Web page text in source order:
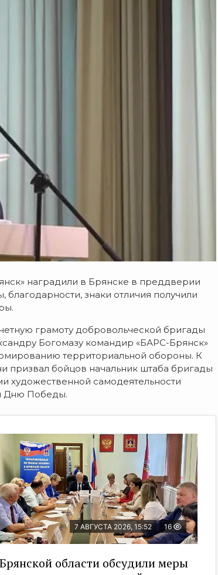
наградили в Брянске в преддверии
благодарности, знаки отличия получили
грамоту добровольческой бригады
Богомазу командир «БАРС-Брянск»
территориальной обороны. К
призвал бойцов начальник штаба бригады
художественной самодеятельности
Дню Победы.
7 АВГУСТА 2026, 15:52 16
области обсудили меры